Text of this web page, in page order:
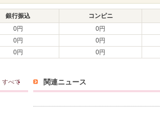
銀行振込 コンピニ
0円 0円
0円 0円
0円 0円
すべて 関連ニュース